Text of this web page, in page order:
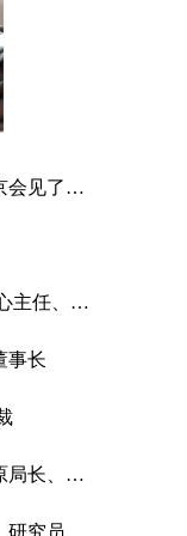
陈彦：城市化委员会秘书长蔡义鸿在京会见了来访的中欧社会论坛执行主席陈彦先生
唐 钧：中国人民大学危机管理研究中心主任、政府管理与改革研究中心副主任
事长
刘仪舜：国家财政部国有资产管理局原局长、中资投资管理有限公司董事长
研究员